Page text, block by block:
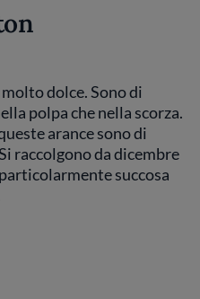
dolce. Sono di
polpa che nella scorza.
arance sono di
raccolgono da dicembre
succosa